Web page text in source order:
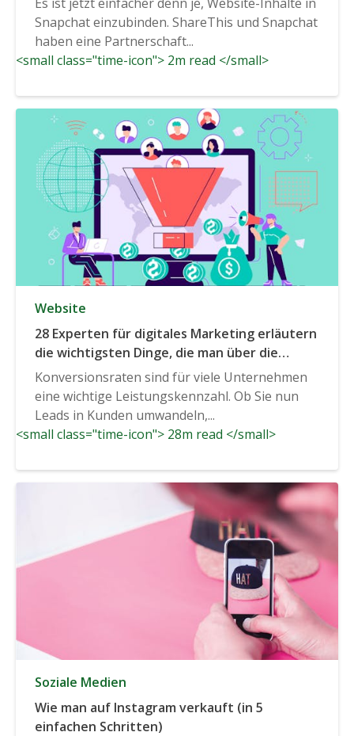
Snapchat einzubinden. ShareThis und Snapchat
haben eine Partnerschaft...
<small class="time-icon"> 2m read </small>
Website
28 Experten für digitales Marketing erläutern
die wichtigsten Dinge, die man über die
Berechnung und Verbesserung der
Conversion Rate wissen muss
Konversionsraten sind für viele Unternehmen
eine wichtige Leistungskennzahl. Ob Sie nun
Leads in Kunden umwandeln,...
<small class="time-icon"> 28m read </small>
Soziale Medien
Wie man auf Instagram verkauft (in 5
einfachen Schritten)